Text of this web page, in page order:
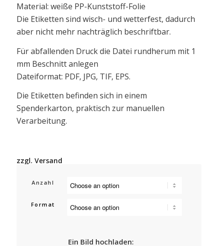
Material: weiße PP-Kunststoff-Folie
Die Etiketten sind wisch- und wetterfest, dadurch
aber nicht mehr nachträglich beschriftbar.
Für abfallenden Druck die Datei rundherum mit 1
mm Beschnitt anlegen
Dateiformat: PDF, JPG, TIF, EPS.
Die Etiketten befinden sich in einem
Spenderkarton, praktisch zur manuellen
Verarbeitung.
zzgl. Versand
Anzahl
Format
Ein Bild hochladen: